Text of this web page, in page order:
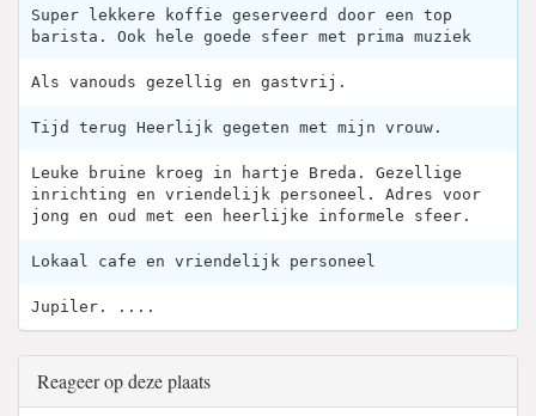
Super lekkere koffie geserveerd door een top
barista. Ook hele goede sfeer met prima muziek
Als vanouds gezellig en gastvrij.
Tijd terug Heerlijk gegeten met mijn vrouw.
Leuke bruine kroeg in hartje Breda. Gezellige
inrichting en vriendelijk personeel. Adres voor
jong en oud met een heerlijke informele sfeer.
Lokaal cafe en vriendelijk personeel
Jupiler. ....
Reageer op deze plaats